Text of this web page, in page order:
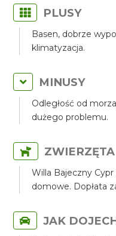
PLUSY
Basen, dobrze
klimatyzacja.
MINUSY
Odległość od
dużego problemu.
ZWIERZĘTA
Willa Bajeczny
domowe. Dopłata
JAK